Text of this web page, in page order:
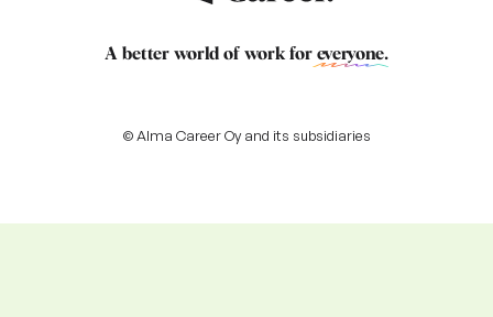
A better world of work for everyone.
© Alma Career Oy and its subsidiaries